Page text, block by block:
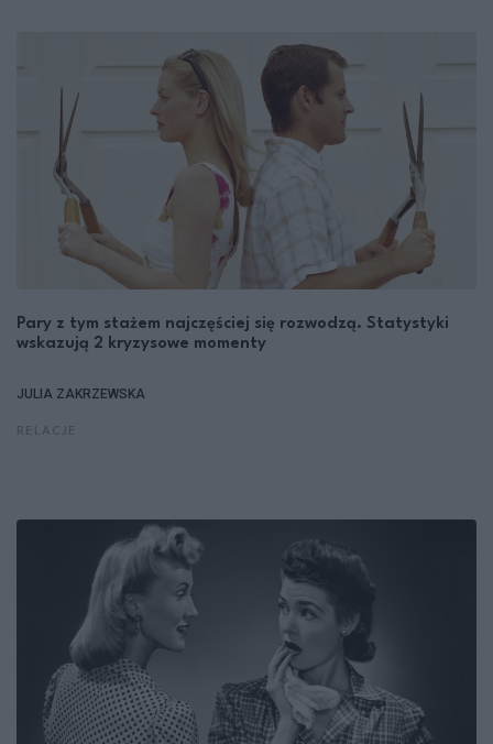
Pary z tym stażem najczęściej się rozwodzą. Statystyki
wskazują 2 kryzysowe momenty
JULIA ZAKRZEWSKA